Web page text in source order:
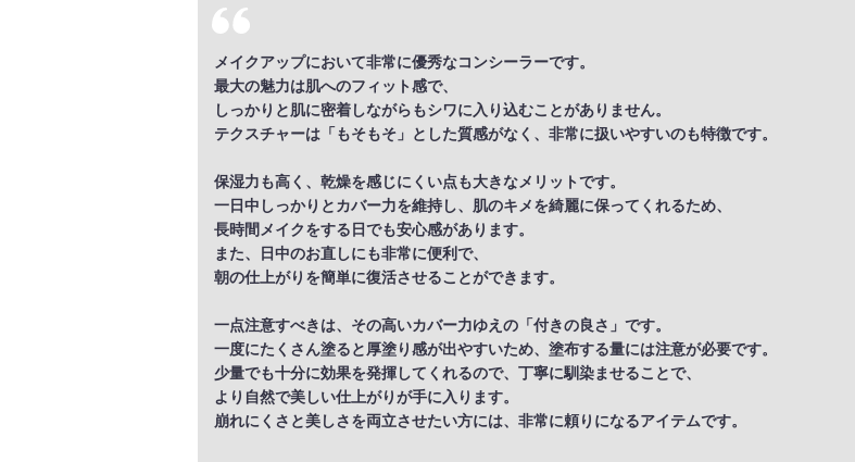
メイクアップにおいて非常に優秀なコンシーラーです。
最大の魅力は肌へのフィット感で、
しっかりと肌に密着しながらもシワに入り込むことがありません。
テクスチャーは「もそもそ」とした質感がなく、非常に扱いやすいのも特徴です。
保湿力も高く、乾燥を感じにくい点も大きなメリットです。
一日中しっかりとカバー力を維持し、肌のキメを綺麗に保ってくれるため、
長時間メイクをする日でも安心感があります。
また、日中のお直しにも非常に便利で、
朝の仕上がりを簡単に復活させることができます。
一点注意すべきは、その高いカバー力ゆえの「付きの良さ」です。
一度にたくさん塗ると厚塗り感が出やすいため、塗布する量には注意が必要です。
少量でも十分に効果を発揮してくれるので、丁寧に馴染ませることで、
より自然で美しい仕上がりが手に入ります。
崩れにくさと美しさを両立させたい方には、非常に頼りになるアイテムです。